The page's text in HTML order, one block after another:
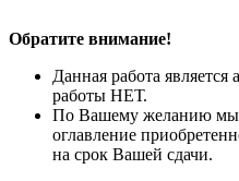
Обратите внимание!
Данная работа является
работы НЕТ.
По Вашему желанию мы
оглавление
на срок Вашей сдачи.